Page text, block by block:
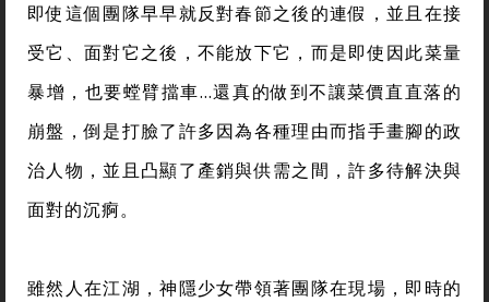
即使這個團隊早早就反對春節之後的連假，並且在接
受它、面對它之後，不能放下它，而是即使因此菜量
暴增，也要螳臂擋車…還真的做到不讓菜價直直落的
崩盤，倒是打臉了許多因為各種理由而指手畫腳的政
治人物，並且凸顯了產銷與供需之間，許多待解決與
面對的沉痾。
雖然人在江湖，神隱少女帶領著團隊在現場，即時的